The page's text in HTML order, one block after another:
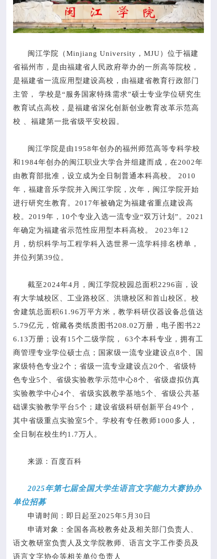
闽江学院（Minjiang University，MJU）位于福建
省福州市，是由福建省人民政府举办的一所高等院校，
是福建省一流应用型建设高校，由福建省教育行政部门
主管， 学校是“服务国家特殊需求”硕士专业学位研究生
教育试点高校，是福建省深化创新创业教育改革示范高
校 、福建第一批省级平安校园。
闽江学院是由1958年创办的福州师范高等专科学校
和1984年创办的闽江职业大学合并组建而成，在2002年
由教育部批准，设立成为全日制普通本科高校。 2010
年，福建音乐学院并入闽江学院，次年，闽江学院开始
进行研究生教育。2017年被确定为福建省重点建设高
校。2019年，10个专业入选一流专业“双万计划”。2021
年确定为福建省示范性应用型本科高校。 2023年12
月，纺织科学与工程学科入选世界一流学科排名榜单，
并位列第39位。
截至2024年4月，闽江学院校园总面积2296亩，设
有大学城校区、工业路校区、洪塘校区和首山校区。校
舍建筑总面积61.96万平方米，教学科研仪器设备总值达
5.79亿元，馆藏各类纸质图书208.02万册，电子图书22
6.13万册；设有15个二级学院， 63个本科专业，拥有工
商管理专业学位硕士点；国家级一流专业建设点8个、国
家级特色专业2个；省级一流专业建设点20个、省级特
色专业5个、省级实验教学示范中心8个、省级虚拟仿真
实验教学中心4个、省级实践教学基地5个、省级公共基
础课实验教学平台5个；建设省级科研创新平台49个，
其中省级重点实验室5个。学校有专任教师1000多人，
全日制在校生约1.7万人。
来源：百度百科
2025年第七届全国大学生语言文字能力大赛协办
单位招募
申请时间：即日起至2025年5月30日
申请对象：全国各高校教务处及相关部门负责人、
语文教研室负责人及文学院教师、语言文字工作委员及
语言文字协会等相关单位负责人